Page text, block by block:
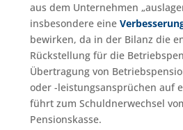
aus dem Unternehmen
insbesondere eine
bewirken, da in der Bilanz die
Rückstellung für die
Übertragung von
oder -leistungsansprüchen auf
führt zum Schuldnerwechsel
Pensionskasse.